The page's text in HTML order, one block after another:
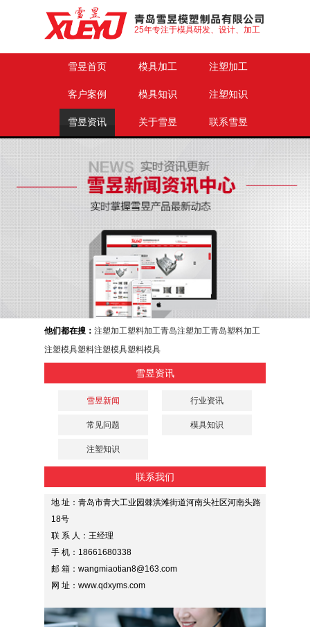
25年专注于模具研发、设计、加工
雪昱首页 模具加工 注塑加工
客户案例 模具知识 注塑知识
雪昱资讯 关于雪昱 联系雪昱
他们都在搜： 注塑加工塑料加工青岛注塑加工青岛塑料加工
注塑模具塑料注塑模具塑料模具
雪昱资讯
雪昱新闻 行业资讯
常见问题 模具知识
注塑知识
联系我们
地 址：青岛市青大工业园棘洪滩街道河南头社区河南头路
18号
联 系 人：王经理
手 机：18661680338
邮 箱：wangmiaotian8@163.com
网 址：www.qdxyms.com